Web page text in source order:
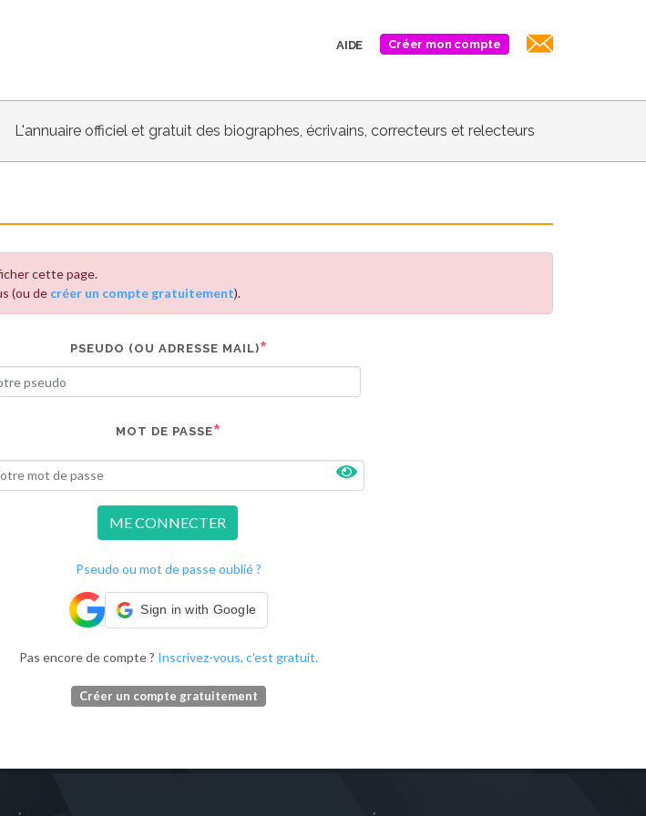
AIDE Créer mon compte
L'annuaire officiel et gratuit des biographes, écrivains, correcteurs et relecteurs
cette page.
(ou de créer un compte gratuitement).
PSEUDO (OU ADRESSE MAIL)
MOT DE PASSE
ME CONNECTER
Pseudo ou mot de passe oublié ?
Sign in with Google
Pas encore de compte ? Inscrivez-vous, c'est gratuit.
Créer un compte gratuitement